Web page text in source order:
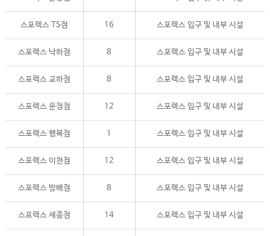
스포렉스 TS점 16 스포렉스 입구 및 내부 시설
스포렉스 낙하점 8 스포렉스 입구 및 내부 시설
스포렉스 교하점 8 스포렉스 입구 및 내부 시설
스포렉스 운정점 12 스포렉스 입구 및 내부 시설
스포렉스 행복점 1 스포렉스 입구 및 내부 시설
스포렉스 이천점 12 스포렉스 입구 및 내부 시설
스포렉스 방배점 8 스포렉스 입구 및 내부 시설
스포렉스 세종점 14 스포렉스 입구 및 내부 시설